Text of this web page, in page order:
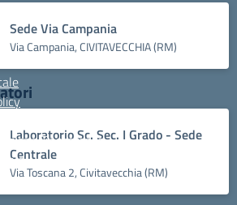
Sede Via Campania
Via Campania, CIVITAVECCHIA (RM)
Laboratorio Sc. Sec. I Grado - Sede
Centrale
Via Toscana 2, Civitavecchia (RM)
Trasparente